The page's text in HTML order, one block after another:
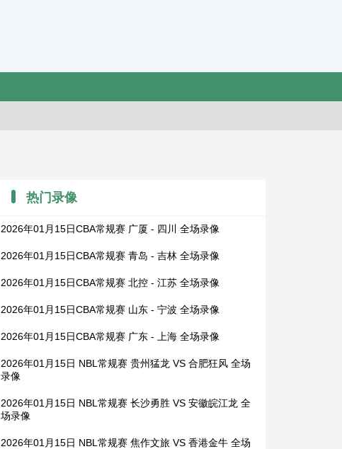
热门录像
2026年01月15日CBA常规赛 广厦 - 四川 全场录像
2026年01月15日CBA常规赛 青岛 - 吉林 全场录像
2026年01月15日CBA常规赛 北控 - 江苏 全场录像
2026年01月15日CBA常规赛 山东 - 宁波 全场录像
2026年01月15日CBA常规赛 广东 - 上海 全场录像
2026年01月15日 NBL常规赛 贵州猛龙 VS 合肥狂风 全场
录像
2026年01月15日 NBL常规赛 长沙勇胜 VS 安徽皖江龙 全
场录像
2026年01月15日 NBL常规赛 焦作文旅 VS 香港金牛 全场